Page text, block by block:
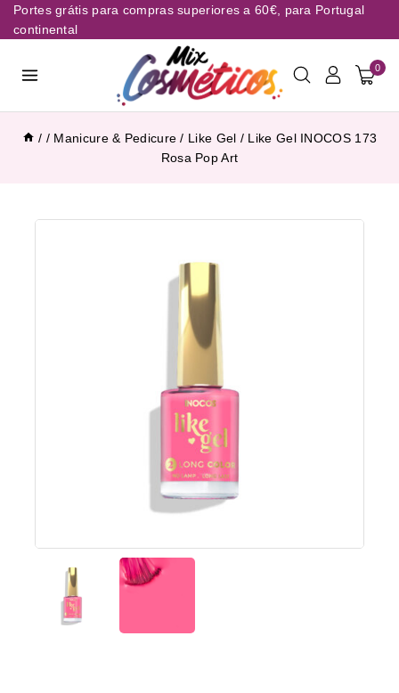
Portes grátis para compras superiores a 60€, para Portugal
continental
0
/ / Manicure & Pedicure / Like Gel / Like Gel INOCOS 173
Rosa Pop Art